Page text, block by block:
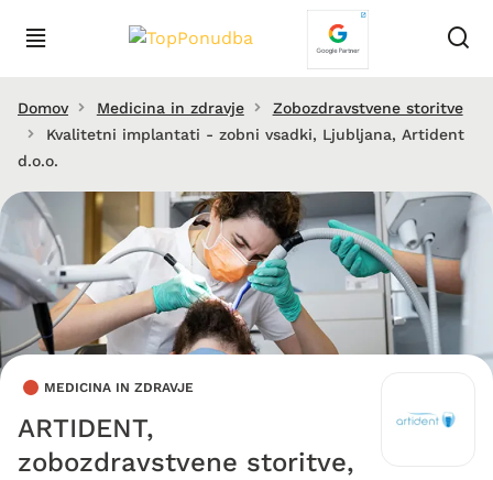
Domov Medicina in zdravje
Zobozdravstvene storitve
Kvalitetni implantati - zobni vsadki, Ljubljana, Artident
d.o.o.
MEDICINA IN ZDRAVJE
ARTIDENT,
zobozdravstvene storitve,